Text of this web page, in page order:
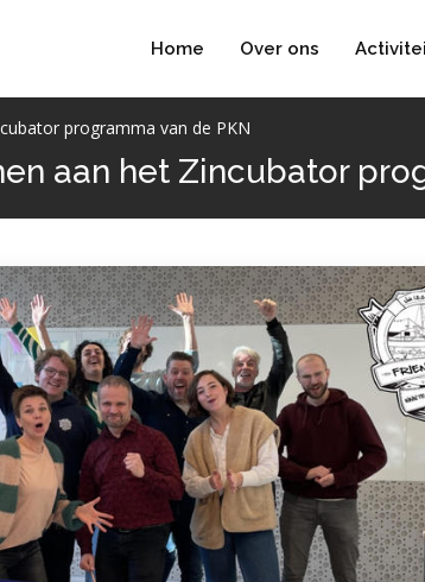
Home Over ons
programma van de PKN
aan het Zincubator